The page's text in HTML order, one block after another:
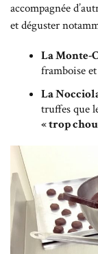
accompagnée
et déguster
La Monte-
framboise
La
truffes que
« trop